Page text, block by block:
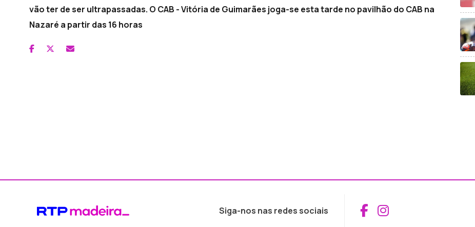
vão ter de ser ultrapassadas. O CAB - Vitória de Guimarães joga-se esta tarde no pavilhão do CAB na
Nazaré a partir das 16 horas
Siga-nos nas redes sociais Aceder ao
Aceder ao